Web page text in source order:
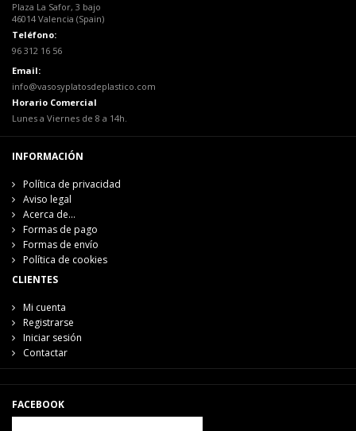
Plaza La Safor, 3 bajo
46014 Valencia (Spain)
Teléfono:
96 312 16 56
Email:
info@vasosyplatosdeplastico.com
Horario Comercial
Lunes a Viernes de 8 a 14h.
INFORMACIÓN
Política de privacidad
Aviso legal
Acerca de...
Formas de pago
Formas de envío
Política de cookies
CLIENTES
Mi cuenta
Registrarse
Iniciar sesión
Contactar
FACEBOOK